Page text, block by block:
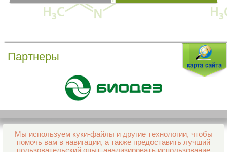
Партнеры
Мы используем куки-файлы и другие технологии, чтобы
помочь вам в навигации, а также предоставить лучший
Все права защищены и охраняются законом
© 2013–2026 Интернет-аптека Фармация